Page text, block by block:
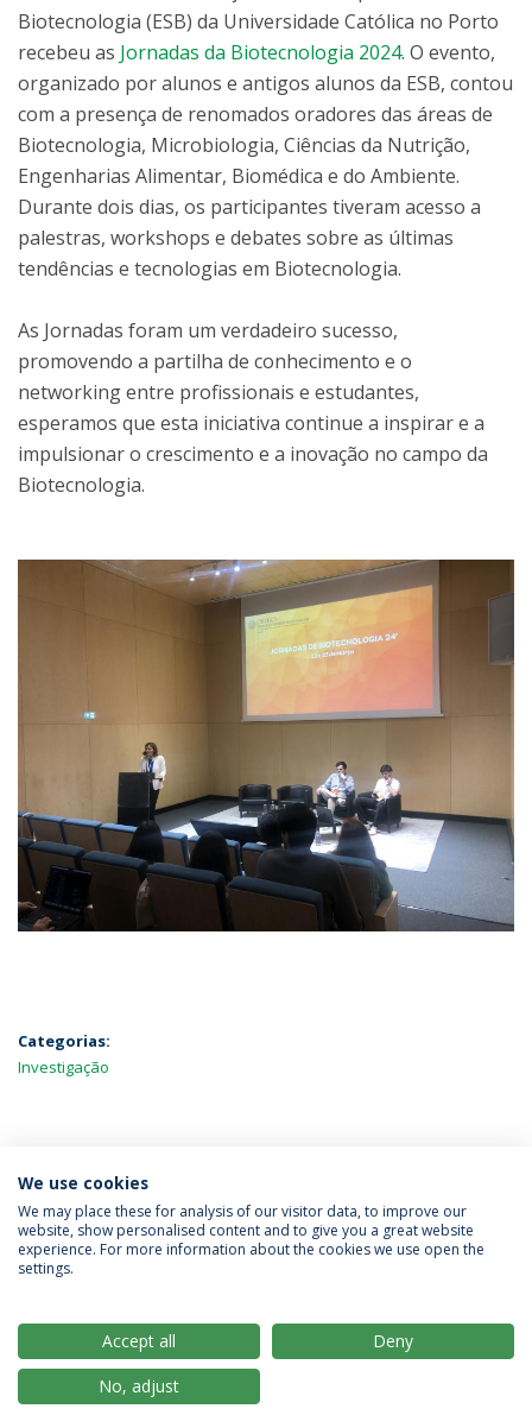
Biotecnologia (ESB) da Universidade Católica no Porto
recebeu as Jornadas da Biotecnologia 2024. O evento,
organizado por alunos e antigos alunos da ESB, contou
com a presença de renomados oradores das áreas de
Biotecnologia, Microbiologia, Ciências da Nutrição,
Engenharias Alimentar, Biomédica e do Ambiente.
Durante dois dias, os participantes tiveram acesso a
palestras, workshops e debates sobre as últimas
tendências e tecnologias em Biotecnologia.
As Jornadas foram um verdadeiro sucesso,
promovendo a partilha de conhecimento e o
networking entre profissionais e estudantes,
esperamos que esta iniciativa continue a inspirar e a
impulsionar o crescimento e a inovação no campo da
Biotecnologia.
Categorias:
Investigação
MAIS NOTÍCIAS
Política de Privacidade
Termos & Condições
© 2026 Universidade Católica Portuguesa
We use cookies
We may place these for analysis of our visitor data, to improve our
website, show personalised content and to give you a great website
experience. For more information about the cookies we use open the
settings.
Accept all
Deny
No, adjust